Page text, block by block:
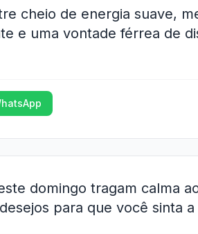
cheio de energia suave,
e uma vontade férrea de
domingo tragam calma
para que você sinta a